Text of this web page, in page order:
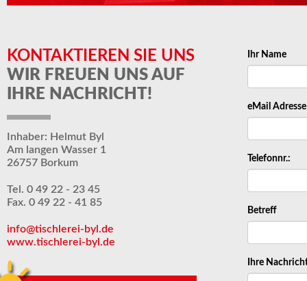
KONTAKTIEREN SIE UNS
WIR FREUEN UNS AUF
IHRE NACHRICHT!
Inhaber: Helmut Byl
Am langen Wasser 1
26757 Borkum
Tel. 0 49 22 - 23 45
Fax. 0 49 22 - 41 85
info@tischlerei-byl.de
www.tischlerei-byl.de
Ihr Name
eMail Adresse
Telefonnr.:
Betreff
Ihre